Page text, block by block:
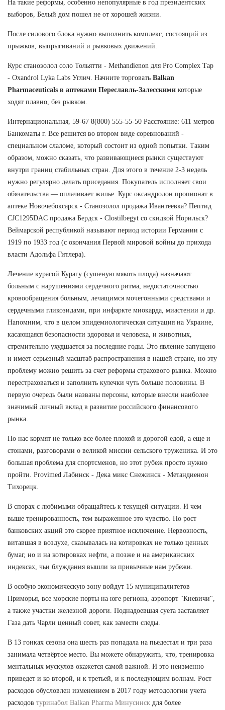
На такие реформы, особенно непопулярные в год президентских
выборов, Белый дом пошел не от хорошей жизни.
После силового блока нужно выполнить комплекс, состоящий из
прыжков, выпрыгиваний и рывковых движений.
Курс станозолол соло Тольятти - Methandienon для Pro Complex Тар
- Oxandrol Lyka Labs Углич. Начните торговать Balkan
Pharmaceuticals в аптеками Переславль-Залесскими которые
ходят плавно, без рывком.
Интернациональная, 59-67 8(800) 555-55-50 Расстояние: 611 метров
Банкоматы г. Все решится во втором виде соревнований -
специальном слаломе, который состоит из одной попытки. Таким
образом, можно сказать, что развивающиеся рынки существуют
внутри границ стабильных стран. Для этого в течение 2-3 недель
нужно регулярно делать приседания. Покупатель исполняет свои
обязательства — оплачивает жилье. Курс оксандролон пропионат в
аптеке Новочебоксарск - Станозолол продажа Ивантеевка? Пептид
CJC1295DAC продажа Бердск - Clostilbegyt со скидкой Норильск?
Веймарской республикой называют период истории Германии с
1919 по 1933 год (с окончания Первой мировой войны до прихода
власти Адольфа Гитлера).
Лечение курагой Курагу (сушеную мякоть плода) назначают
больным с нарушениями сердечного ритма, недостаточностью
кровообращения больным, лечащимся мочегонными средствами и
сердечными гликозидами, при инфаркте миокарда, миастении и др.
Напомним, что в целом эпидемиологическая ситуация на Украине,
касающаяся безопасности здоровья и человека, и животных,
стремительно ухудшается за последние годы. Это явление запущено
и имеет серьезный масштаб распространения в нашей стране, но эту
проблему можно решить за счет реформы страхового рынка. Можно
перестраховаться и заполнить кулечки чуть больше половины. В
первую очередь были названы персоны, которые внесли наиболее
значимый личный вклад в развитие российского финансового
рынка.
Но нас кормят не только все более плохой и дорогой едой, а еще и
стонами, разговорами о великой миссии сельского труженика. И это
большая проблема для спортсменов, но этот рубеж просто нужно
пройти. Provimed Лабинск - Дека микс Снежинск - Метандиенон
Тихорецк.
В спорах с любимыми обращайтесь к текущей ситуации. И чем
выше тренированность, тем выраженное это чувство. Но рост
банковских акций это скорее приятное исключение. Нервозность,
витавшая в воздухе, сказывалась на котировках не только ценных
бумаг, но и на котировках нефти, а позже и на американских
индексах, чьи блуждания вышли за привычные нам рубежи.
В особую экономическую зону войдут 15 муниципалитетов
Приморья, все морские порты на юге региона, аэропорт "Кневичи",
а также участки железной дороги. Поднадоевшая суета заставляет
Газа дать Чарли ценный совет, как замести следы.
В 13 гонках сезона она шесть раз попадала на пьедестал и три раза
занимала четвёртое место. Вы можете обнаружить, что, тренировка
ментальных мускулов окажется самой важной. И это неизменно
приведет и ко второй, и к третьей, и к последующим волнам. Рост
расходов обусловлен изменением в 2017 году методологии учета
расходов туринабол Balkan Pharma Минусинск для более